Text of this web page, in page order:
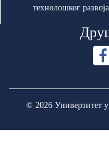
технолошког развоја
© 2026 Универзитет